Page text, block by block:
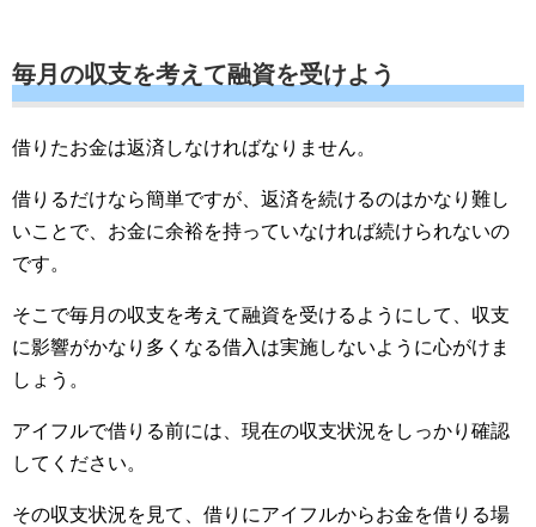
毎月の収支を考えて融資を受けよう
借りたお金は返済しなければなりません。
借りるだけなら簡単ですが、返済を続けるのはかなり難し
いことで、お金に余裕を持っていなければ続けられないの
です。
そこで毎月の収支を考えて融資を受けるようにして、収支
に影響がかなり多くなる借入は実施しないように心がけま
しょう。
アイフルで借りる前には、現在の収支状況をしっかり確認
してください。
その収支状況を見て、借りにアイフルからお金を借りる場